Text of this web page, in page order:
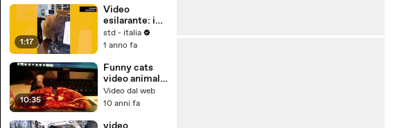
scendere le
scale
1:17
Video
esilarante: i
padroni
fermano i
che
commettano
“crimini” per
poi chiedere
l’amnistia
std - italia
1 anno fa
10:35
Funny cats
video animali
divertentissi
mo gatti
Video dal web
10 anni fa